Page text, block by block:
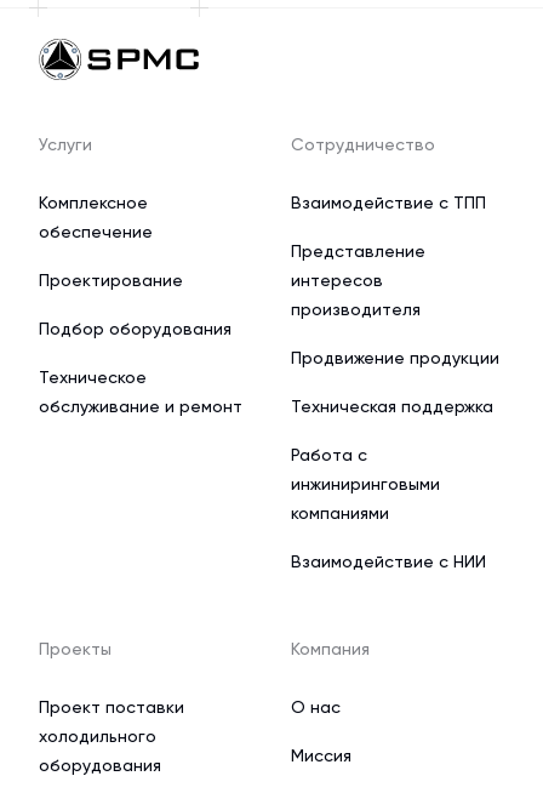
Услуги
Комплексное
обеспечение
Проектирование
Подбор оборудования
Техническое
обслуживание и ремонт
Сотрудничество
Взаимодействие с ТПП
Представление
интересов
производителя
Продвижение продукции
Техническая поддержка
Работа с
инжиниринговыми
компаниями
Взаимодействие с НИИ
Проекты
Проект поставки
холодильного
оборудования
Компания
О нас
Миссия